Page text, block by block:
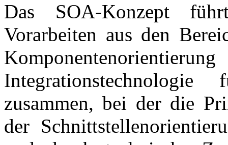
Das SOA-Konzept
Vorarbeiten aus den
zusammen, bei der die
der